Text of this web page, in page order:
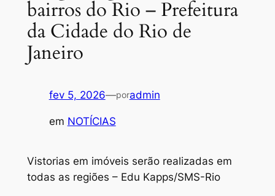
bairros do Rio – Prefeitura
da Cidade do Rio de
Janeiro
fev 5, 2026—poradmin
em NOTÍCIAS
Vistorias em imóveis serão realizadas em
todas as regiões – Edu Kapps/SMS-Rio